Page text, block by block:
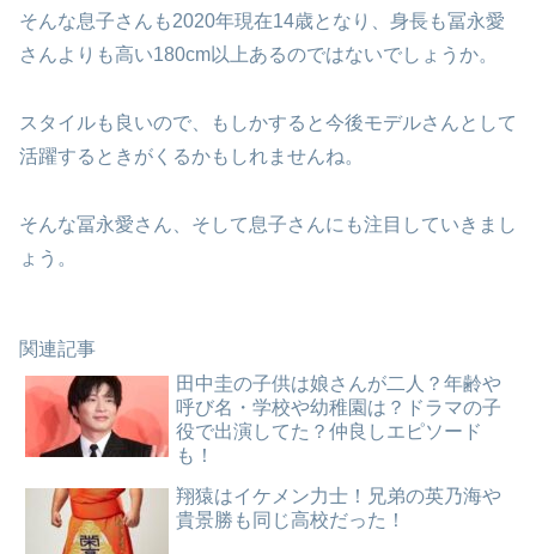
そんな息子さんも2020年現在14歳となり、身長も冨永愛
さんよりも高い180cm以上あるのではないでしょうか。
スタイルも良いので、もしかすると今後モデルさんとして
活躍するときがくるかもしれませんね。
そんな冨永愛さん、そして息子さんにも注目していきまし
ょう。
関連記事
田中圭の子供は娘さんが二人？年齢や
呼び名・学校や幼稚園は？ドラマの子
役で出演してた？仲良しエピソード
も！
翔猿はイケメン力士！兄弟の英乃海や
貴景勝も同じ高校だった！